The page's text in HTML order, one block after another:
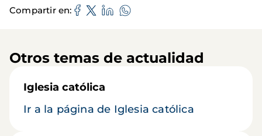
Compartir en
Otros temas de actualidad
Iglesia católica
Ir a la página de Iglesia católica